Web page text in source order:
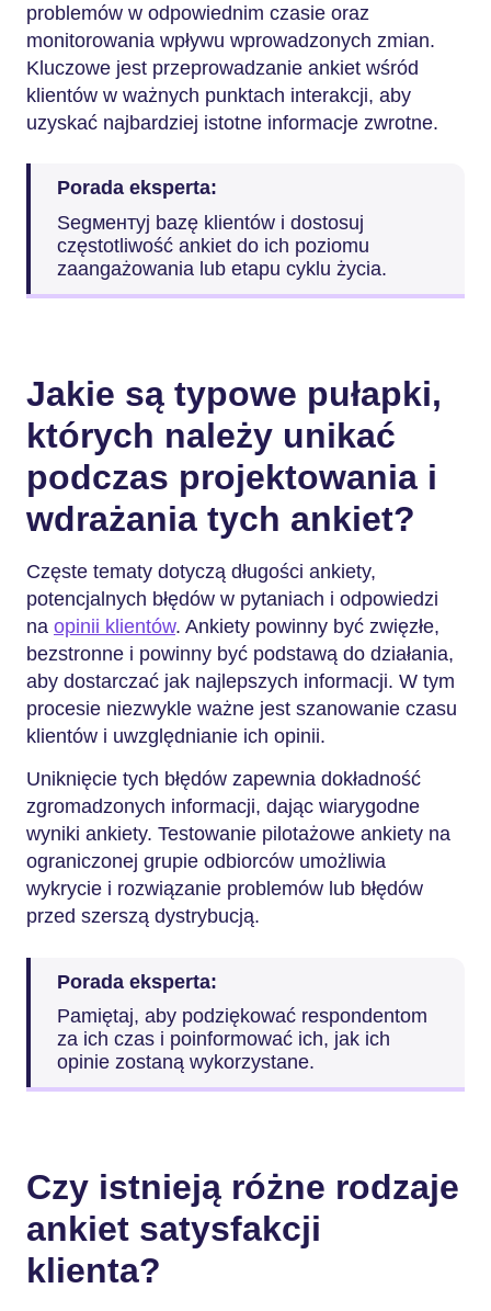
problemów w odpowiednim czasie oraz
monitorowania wpływu wprowadzonych zmian.
Kluczowe jest przeprowadzanie ankiet wśród
klientów w ważnych punktach interakcji, aby
uzyskać najbardziej istotne informacje zwrotne.
Porada eksperta:
Segментуj bazę klientów i dostosuj
częstotliwość ankiet do ich poziomu
zaangażowania lub etapu cyklu życia.
Jakie są typowe pułapki,
których należy unikać
podczas projektowania i
wdrażania tych ankiet?
Częste tematy dotyczą długości ankiety,
potencjalnych błędów w pytaniach i odpowiedzi
na opinii klientów. Ankiety powinny być zwięzłe,
bezstronne i powinny być podstawą do działania,
aby dostarczać jak najlepszych informacji. W tym
procesie niezwykle ważne jest szanowanie czasu
klientów i uwzględnianie ich opinii.
Uniknięcie tych błędów zapewnia dokładność
zgromadzonych informacji, dając wiarygodne
wyniki ankiety. Testowanie pilotażowe ankiety na
ograniczonej grupie odbiorców umożliwia
wykrycie i rozwiązanie problemów lub błędów
przed szerszą dystrybucją.
Porada eksperta:
Pamiętaj, aby podziękować respondentom
za ich czas i poinformować ich, jak ich
opinie zostaną wykorzystane.
Czy istnieją różne rodzaje
ankiet satysfakcji
klienta?